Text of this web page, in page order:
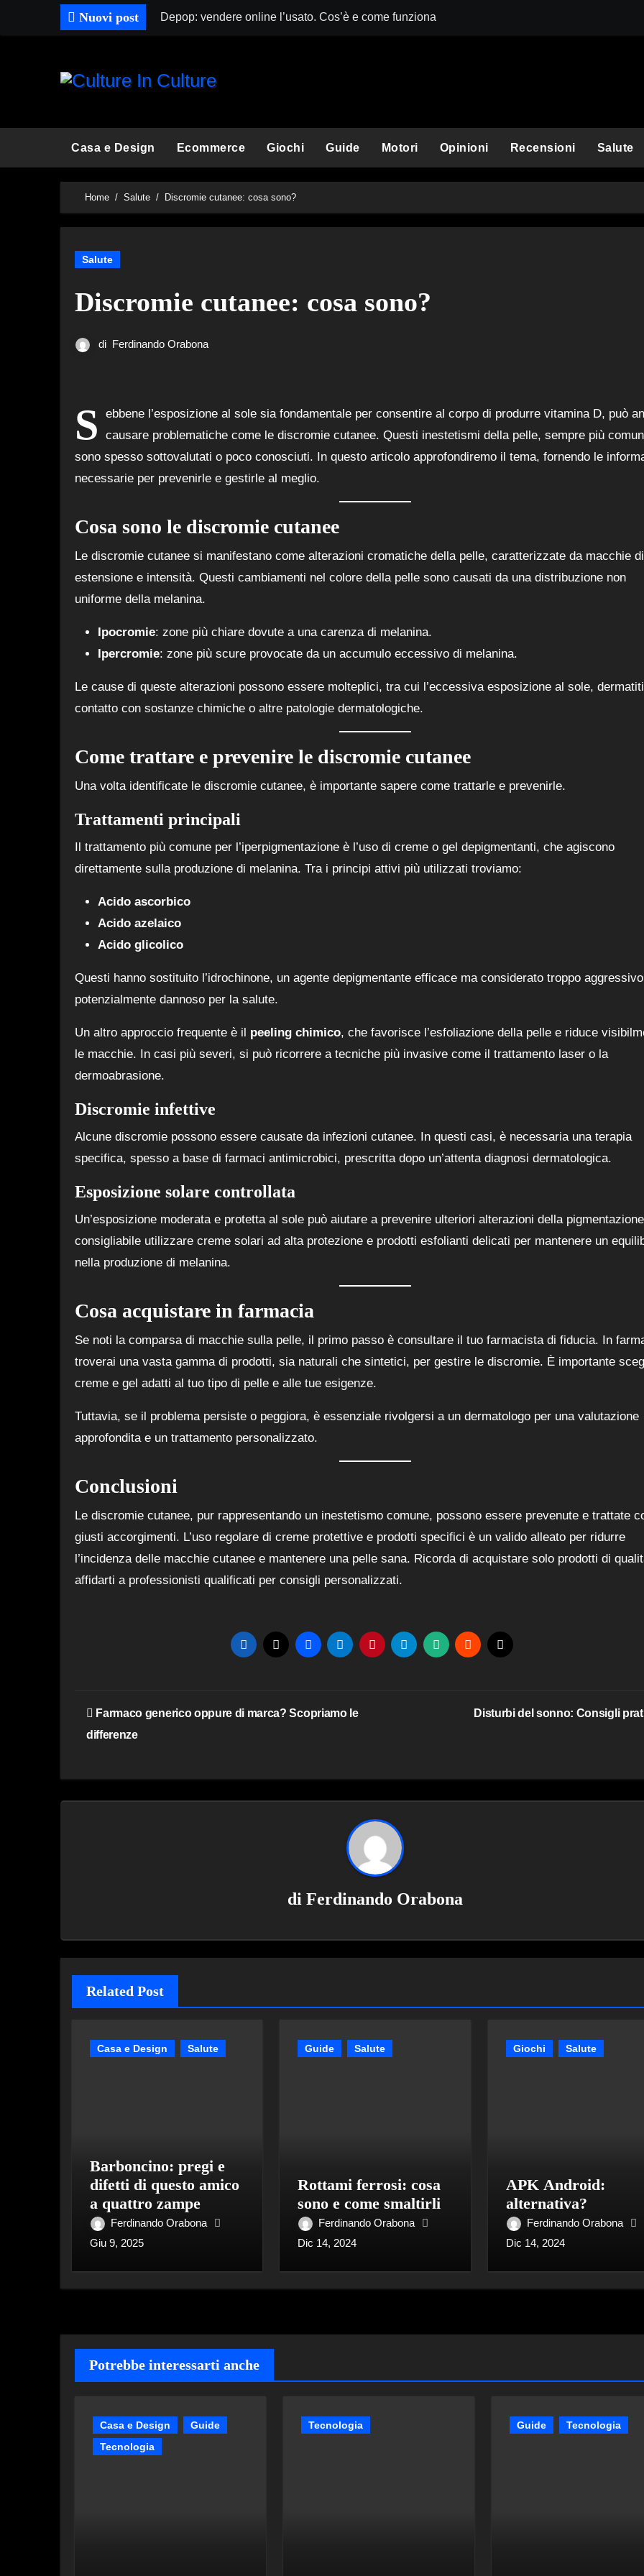
Nuovi post Depop: vendere online l’usato. Cos’è e come funziona
Casa e Design Ecommerce Giochi Guide Motori Opinioni Recensioni Salute
Home Salute Discromie cutanee: cosa sono?
Salute
Discromie cutanee: cosa sono?
di Ferdinando Orabona
S
ebbene l’esposizione al sole sia fondamentale per consentire al corpo di produrre vitamina D, può
causare problematiche come le discromie cutanee. Questi inestetismi della pelle, sempre più
sono spesso sottovalutati o poco conosciuti. In questo articolo approfondiremo il tema, fornendo le
necessarie per prevenirle e gestirle al meglio.
Cosa sono le discromie cutanee
Le discromie cutanee si manifestano come alterazioni cromatiche della pelle, caratterizzate da macchie
estensione e intensità. Questi cambiamenti nel colore della pelle sono causati da una distribuzione non
uniforme della melanina.
Ipocromie: zone più chiare dovute a una carenza di melanina.
Ipercromie: zone più scure provocate da un accumulo eccessivo di melanina.
Le cause di queste alterazioni possono essere molteplici, tra cui l’eccessiva esposizione al sole,
contatto con sostanze chimiche o altre patologie dermatologiche.
Come trattare e prevenire le discromie cutanee
Una volta identificate le discromie cutanee, è importante sapere come trattarle e prevenirle.
Trattamenti principali
Il trattamento più comune per l’iperpigmentazione è l’uso di creme o gel depigmentanti, che agiscono
direttamente sulla produzione di melanina. Tra i principi attivi più utilizzati troviamo:
Acido ascorbico
Acido azelaico
Acido glicolico
Questi hanno sostituito l’idrochinone, un agente depigmentante efficace ma considerato troppo
potenzialmente dannoso per la salute.
Un altro approccio frequente è il peeling chimico, che favorisce l’esfoliazione della pelle e riduce
le macchie. In casi più severi, si può ricorrere a tecniche più invasive come il trattamento laser o la
dermoabrasione.
Discromie infettive
Alcune discromie possono essere causate da infezioni cutanee. In questi casi, è necessaria una terapia
specifica, spesso a base di farmaci antimicrobici, prescritta dopo un’attenta diagnosi dermatologica.
Esposizione solare controllata
Un’esposizione moderata e protetta al sole può aiutare a prevenire ulteriori alterazioni della
consigliabile utilizzare creme solari ad alta protezione e prodotti esfolianti delicati per mantenere un
nella produzione di melanina.
Cosa acquistare in farmacia
Se noti la comparsa di macchie sulla pelle, il primo passo è consultare il tuo farmacista di fiducia. In
troverai una vasta gamma di prodotti, sia naturali che sintetici, per gestire le discromie. È importante
creme e gel adatti al tuo tipo di pelle e alle tue esigenze.
Tuttavia, se il problema persiste o peggiora, è essenziale rivolgersi a un dermatologo per una valutazione
approfondita e un trattamento personalizzato.
Conclusioni
Le discromie cutanee, pur rappresentando un inestetismo comune, possono essere prevenute e trattate
giusti accorgimenti. L’uso regolare di creme protettive e prodotti specifici è un valido alleato per ridurre
l’incidenza delle macchie cutanee e mantenere una pelle sana. Ricorda di acquistare solo prodotti di
affidarti a professionisti qualificati per consigli personalizzati.
Navigazione
articoli
Farmaco generico oppure di marca? Scopriamo le
differenze
Disturbi del sonno: Consigli
di Ferdinando Orabona
Related Post
Casa e Design Salute
Barboncino: pregi e
difetti di questo amico
a quattro zampe
Ferdinando Orabona
Giu 9, 2025
Guide Salute
Rottami ferrosi: cosa
sono e come smaltirli
Ferdinando Orabona
Dic 14, 2024
Giochi Salute
APK Android:
alternativa?
Ferdinando Orabona
Dic 14, 2024
Potrebbe interessarti anche
Casa e Design
Guide
Tecnologia
Tecnologia Guide Tecnologia